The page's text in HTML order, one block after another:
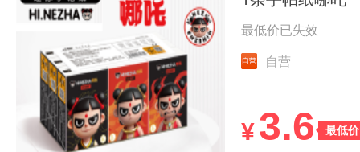
最低价已失效
自营
最低价
¥3.6